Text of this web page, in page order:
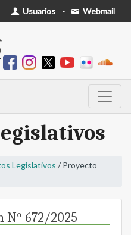
Usuarios - Webmail
Legislativos / Proyecto
Nº 672/2025